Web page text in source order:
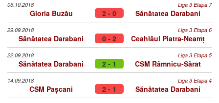
06.10.2018 Liga 3 Etapa 7
Gloria Buzău 2 - 0 Sănătatea Darabani
29.09.2018 Liga 3 Etapa 6
Sănătatea Darabani 0 - 2 Ceahlăul Piatra-Neamț
22.09.2018 Liga 3 Etapa 5
Sănătatea Darabani 2 - 1 CSM Râmnicu-Sărat
14.09.2018 Liga 3 Etapa 4
CSM Pașcani 2 - 1 Sănătatea Darabani